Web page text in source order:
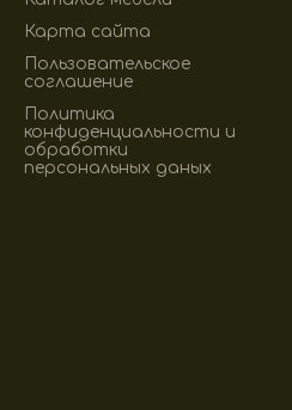
Карта сайта
Пользовательское
соглашение
Политика
конфиденциальности и
обработки
персональных даных